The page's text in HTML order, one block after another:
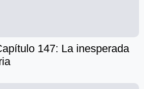
147: La inesperada